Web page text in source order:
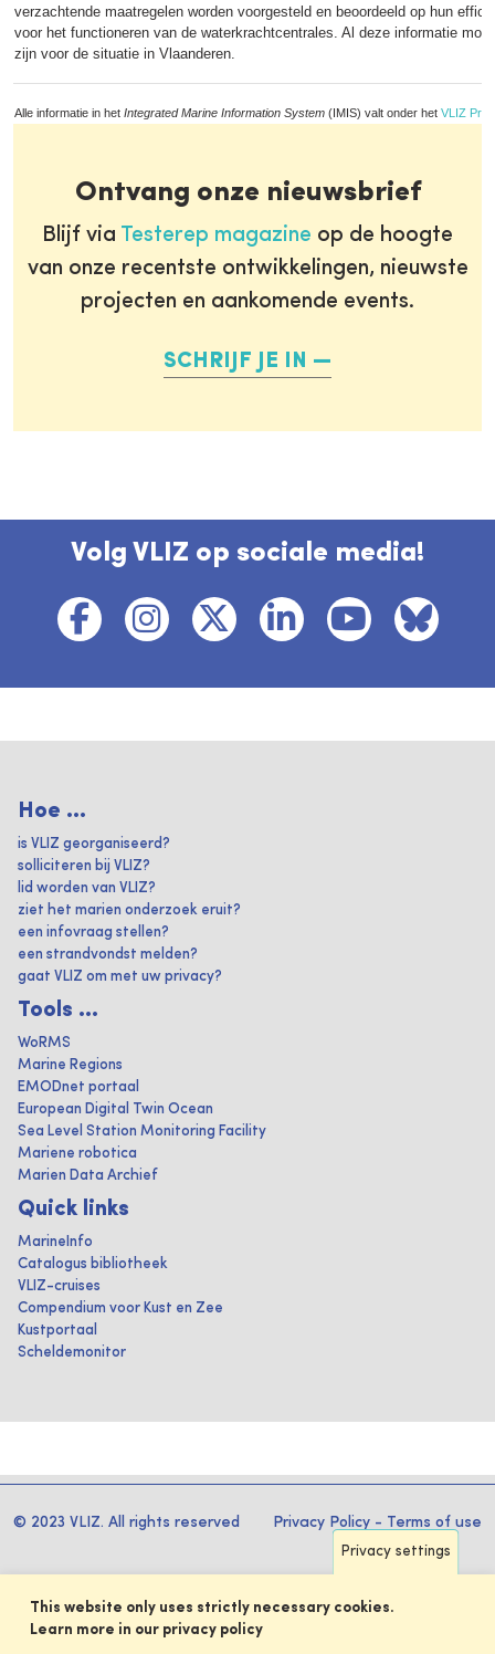
verzachtende maatregelen worden voorgesteld en beoordeeld op hun
voor het functioneren van de waterkrachtcentrales. Al deze informatie
zijn voor de situatie in Vlaanderen.
Alle informatie in het Integrated Marine Information System (IMIS) valt onder het VLIZ
Ontvang onze nieuwsbrief
Blijf via Testerep magazine op de hoogte
van onze recentste ontwikkelingen, nieuwste
projecten en aankomende events.
SCHRIJF JE IN
Volg VLIZ op sociale media!
Hoe ...
is VLIZ georganiseerd?
solliciteren bij VLIZ?
lid worden van VLIZ?
ziet het marien onderzoek eruit?
een infovraag stellen?
een strandvondst melden?
gaat VLIZ om met uw privacy?
Tools ...
WoRMS
Marine Regions
EMODnet portaal
European Digital Twin Ocean
Sea Level Station Monitoring Facility
Mariene robotica
Marien Data Archief
Quick links
MarineInfo
Catalogus bibliotheek
VLIZ-cruises
Compendium voor Kust en Zee
Kustportaal
Scheldemonitor
© 2023 VLIZ. All rights reserved Privacy Policy - Terms of use
Privacy settings
This website only uses strictly necessary cookies.
Learn more in our privacy policy